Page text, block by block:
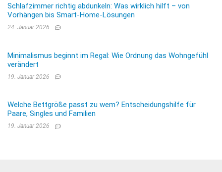
Schlafzimmer richtig abdunkeln: Was wirklich hilft – von
Vorhängen bis Smart-Home-Lösungen
24. Januar 2026
Minimalismus beginnt im Regal: Wie Ordnung das Wohngefühl
verändert
19. Januar 2026
Welche Bettgröße passt zu wem? Entscheidungshilfe für
Paare, Singles und Familien
19. Januar 2026